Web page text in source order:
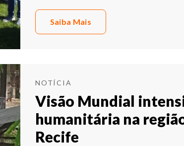
Saiba Mais
NOTÍCIA
Visão Mundial
humanitária na
Recife